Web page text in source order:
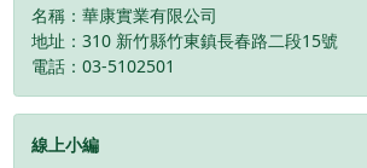
名稱：華康實業有限公司
地址：310 新竹縣竹東鎮長春路二段15號
電話：03-5102501
線上小編